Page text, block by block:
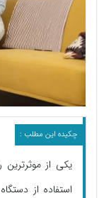
چکیده این مطلب :
یکی از
استفاده از